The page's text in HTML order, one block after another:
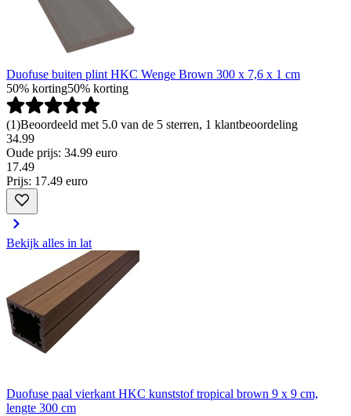
Duofuse buiten plint HKC Wenge Brown 300 x 7,6 x 1 cm
50% korting50% korting
(1)Beoordeeld met 5.0 van de 5 sterren, 1 klantbeoordeling
34.99
Oude prijs: 34.99 euro
17.49
Prijs: 17.49 euro
Bekijk alles in lat
Duofuse paal vierkant HKC kunststof tropical brown 9 x 9 cm,
lengte 300 cm